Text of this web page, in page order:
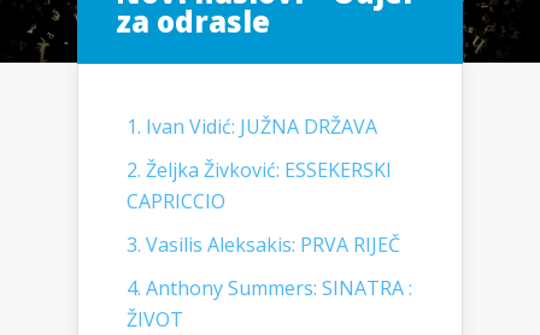
za odrasle
1. Ivan Vidić: JUŽNA DRŽAVA
2. Željka Živković: ESSEKERSKI
CAPRICCIO
3. Vasilis Aleksakis: PRVA RIJEČ
4. Anthony Summers: SINATRA :
ŽIVOT